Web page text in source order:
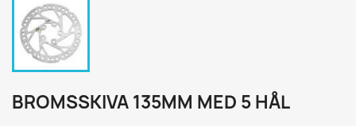
BROMSSKIVA 135MM MED 5 HÅL